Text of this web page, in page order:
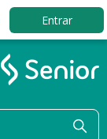
Entrar